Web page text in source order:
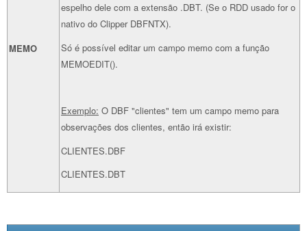
MEMO
espelho dele com a extensão .DBT. (Se o RDD usado for o
nativo do Clipper DBFNTX).
Só é possível editar um campo memo com a função
MEMOEDIT().
Exemplo: O DBF "clientes" tem um campo memo para
observações dos clientes, então irá existir:
CLIENTES.DBF
CLIENTES.DBT